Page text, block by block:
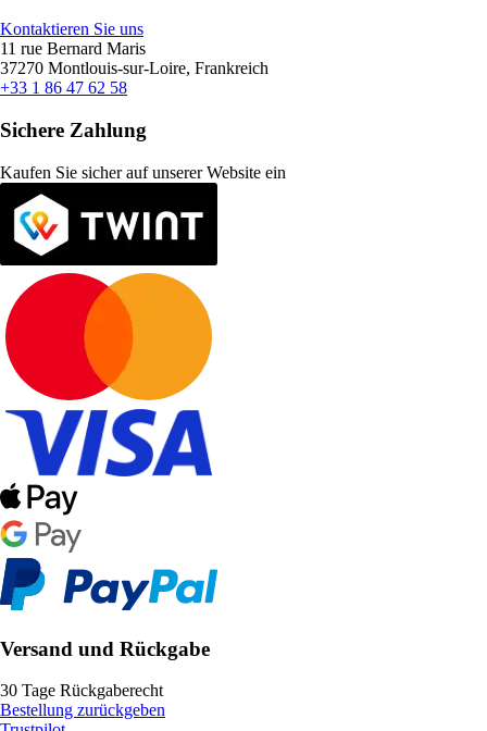
Kontaktieren Sie uns
11 rue Bernard Maris
37270 Montlouis-sur-Loire, Frankreich
+33 1 86 47 62 58
Sichere Zahlung
Kaufen Sie sicher auf unserer Website ein
Versand und Rückgabe
30 Tage Rückgaberecht
Bestellung zurückgeben